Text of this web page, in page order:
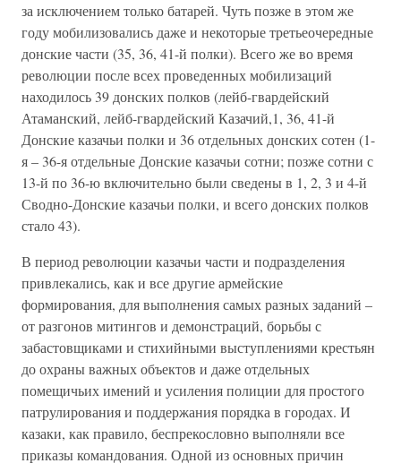
за исключением только батарей. Чуть позже в этом же
году мобилизовались даже и некоторые третьеочередные
донские части (35, 36, 41-й полки). Всего же во время
революции после всех проведенных мобилизаций
находилось 39 донских полков (лейб-гвардейский
Атаманский, лейб-гвардейский Казачий,1, 36, 41-й
Донские казачьи полки и 36 отдельных донских сотен (1-
я – 36-я отдельные Донские казачьи сотни; позже сотни с
13-й по 36-ю включительно были сведены в 1, 2, 3 и 4-й
Сводно-Донские казачьи полки, и всего донских полков
стало 43).
В период революции казачьи части и подразделения
привлекались, как и все другие армейские
формирования, для выполнения самых разных заданий –
от разгонов митингов и демонстраций, борьбы с
забастовщиками и стихийными выступлениями крестьян
до охраны важных объектов и даже отдельных
помещичьих имений и усиления полиции для простого
патрулирования и поддержания порядка в городах. И
казаки, как правило, беспрекословно выполняли все
приказы командования. Одной из основных причин